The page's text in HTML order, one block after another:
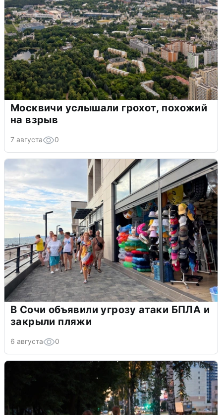
Москвичи услышали грохот, похожий
на взрыв
7 августа 0
В Сочи объявили угрозу атаки БПЛА и
закрыли пляжи
6 августа 0